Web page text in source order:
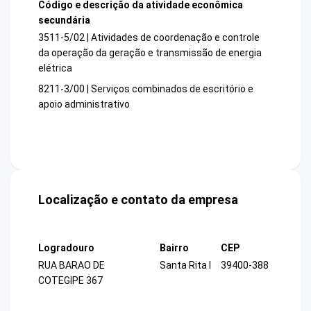
Código e descrição da atividade econômica
secundária
3511-5/02 | Atividades de coordenação e controle
da operação da geração e transmissão de energia
elétrica
8211-3/00 | Serviços combinados de escritório e
apoio administrativo
Localização e contato da empresa
Logradouro
RUA BARAO DE
COTEGIPE 367
Bairro
Santa Rita I
CEP
39400-388